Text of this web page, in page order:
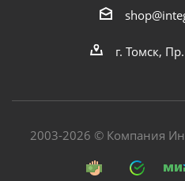
г. Томск,
2003-2026 © Компания